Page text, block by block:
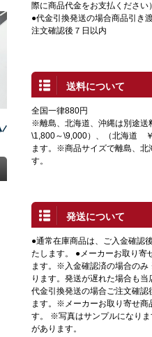
際に商品代金をお支払ください
●代金引換発送の場合商品引き
注文確認後７日以内
送料について
全国一律880円
※離島、北海道、沖縄は別途送
\1,800～\9,000）、（北海道
ます。※商品サイズで離島、北
す。
発送について
●通常在庫商品は、ご入金確認
たします。 ●メーカーお取り寄
ます。※入金確認済の場合の
ります。発送が遅れた場合も
代金引換発送の場合ご注文確
ます。※メーカーお取り寄せ商
す。 ※写真はサンプルになり
があります。